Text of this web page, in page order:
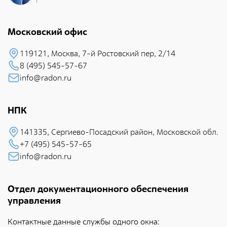
Московский офис
119121, Москва, 7-й Pостовский пеp, 2/14
8 (495) 545-57-67
info@radon.ru
НПК
141335, Сеpгиево-Посадский район, Московской обл.
+7 (495) 545-57-65
info@radon.ru
Отдел документационного обеспечения
управления
Контактные данные службы одного окна:
радиационно-аварийных ситуаций
загрязненных объектов и территорий
Дезактивация радиоактивно загрязненной спецодежды,
защитных средств и оборудования
Радиационно-экологический мониторинг объектов
Радиационный контроль изделий и материалов
Радиационно-экологическое обследование территорий
отводимых под строительство
Индивидуальный дозиметрический контроль
Обеспечение единства измерений